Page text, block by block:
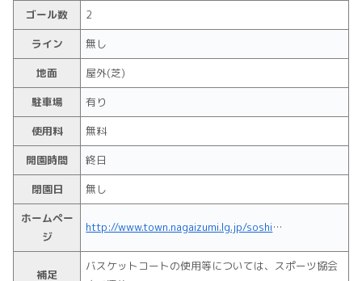
ゴール数
2
ライン
無し
地面
屋外(芝)
駐車場
有り
使用料
無料
開園時間
終日
閉園日
無し
ホームペー
ジ
http://www.town.nagaizumi.lg.jp/soshiki/kouji/park/5149.html
補足
バスケットコートの使用等については、スポーツ協会